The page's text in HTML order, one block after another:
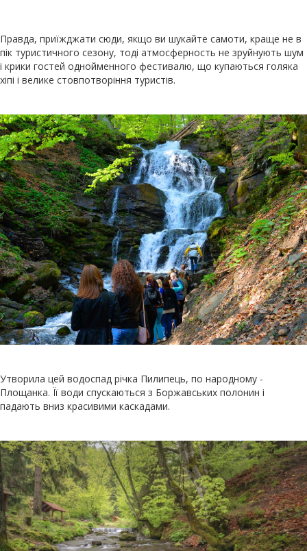
Правда, приїжджати сюди, якщо ви шукайте самоти, краще не в
пік туристичного сезону, тоді атмосферность не зруйнують шум
і крики гостей однойменного фестивалю, що купаються голяка
хіпі і велике стовпотворіння туристів.
Утворила цей водоспад річка Пилипець, по народному -
Площанка. Її води спускаються з Боржавських полонин і
падають вниз красивими каскадами.